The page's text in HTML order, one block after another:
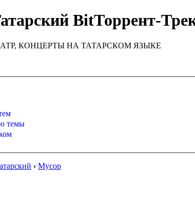
BitТоррент-
КОНЦЕРТЫ НА ТАТАРСКОМ ЯЗЫКЕ
темы
‹ Мусор